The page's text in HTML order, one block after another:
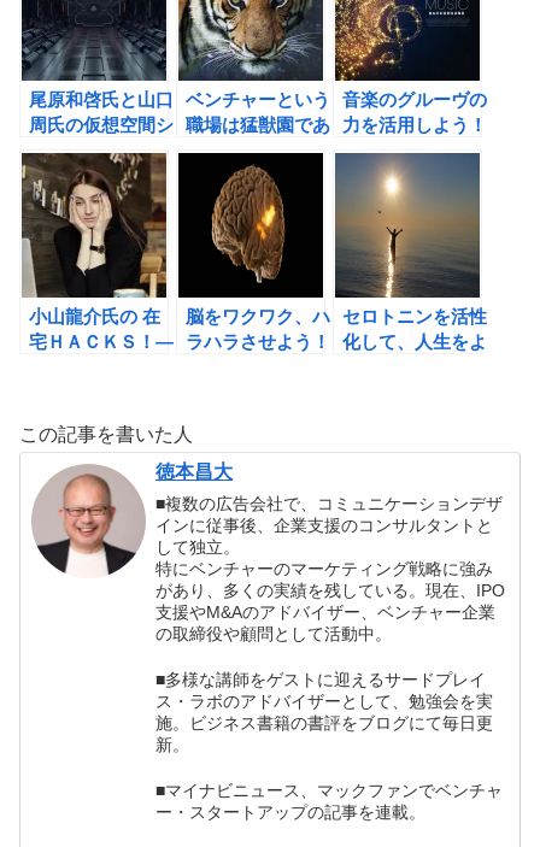
パン）―老いなき
世界の書評
証明した自分を変
える最強戦略の書
評
尾原和啓氏と山口
周氏の仮想空間シ
フトの書評
ベンチャーという
職場は猛獣園であ
る？VUCAの時代
の組織の作り方。
音楽のグルーヴの
力を活用しよう！
ケリー・マクゴニ
ガルのスタンフォ
ード式人生を変え
る運動の科学の書
評
小山龍介氏の 在
宅ＨＡＣＫＳ！―
方の書評
脳をワクワク、ハ
ラハラさせよう！
セロトニンを活性
化して、人生をよ
この記事を書いた人
徳本昌大
■複数の広告会社で、コミュニケーションデザ
インに従事後、企業支援のコンサルタントと
して独立。
特にベンチャーのマーケティング戦略に強み
があり、多くの実績を残している。現在、IPO
支援やM&Aのアドバイザー、ベンチャー企業
の取締役や顧問として活動中。
■多様な講師をゲストに迎えるサードプレイ
ス・ラボのアドバイザーとして、勉強会を実
施。ビジネス書籍の書評をブログにて毎日更
新。
■マイナビニュース、マックファンでベンチャ
ー・スタートアップの記事を連載。